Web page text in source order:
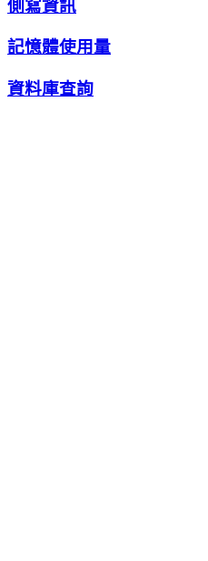
側寫資訊
記憶體使用量
資料庫查詢